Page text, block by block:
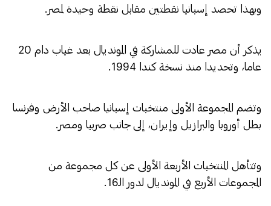
وبهذا تحصد إسبانيا نقطتين مقابل نقطة وحيدة لمصر.
يذكر أن مصر عادت للمشاركة في المونديال بعد غياب دام 20
عاما، وتحديدا منذ نسخة كندا 1994.
وتضم المجموعة الأولى منتخبات إسبانيا صاحب الأرض وفرنسا
بطل أوروبا والبرازيل وإيران، إلى جانب صربيا ومصر.
وتتأهل المنتخبات الأربعة الأولى عن كل مجموعة من
المجموعات الأربع في المونديال لدور الـ16.